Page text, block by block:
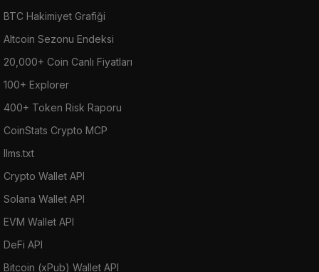
BTC Hakimiyet Grafiği
Altcoin Sezonu Endeksi
20,000+ Coin Canlı Fiyatları
100+ Explorer
400+ Token Risk Raporu
CoinStats Crypto MCP
llms.txt
Crypto Wallet API
Solana Wallet API
EVM Wallet API
DeFi API
Bitcoin (xPub) Wallet API